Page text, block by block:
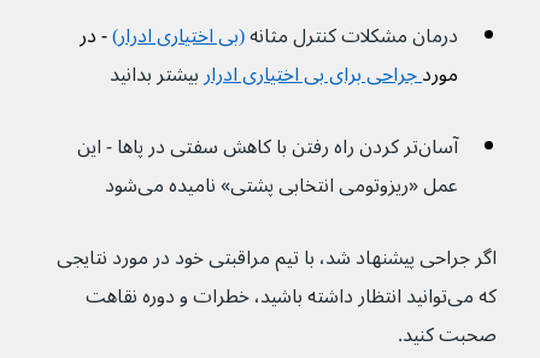
درمان مشکلات کنترل مثانه (بی اختیاری ادرار) - در
موردجراحی برای بی اختیاری ادراربیشتر بدانید
آسان‌تر کردن راه رفتن با کاهش سفتی در پاها - این
عمل «ریزوتومی انتخابی پشتی» نامیده می‌شود
اگر جراحی پیشنهاد شد، با تیم مراقبتی خود در مورد نتایجی
که می‌توانید انتظار داشته باشید، خطرات و دوره نقاهت
صحبت کنید.